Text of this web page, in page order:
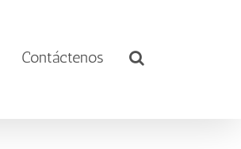
Contáctenos